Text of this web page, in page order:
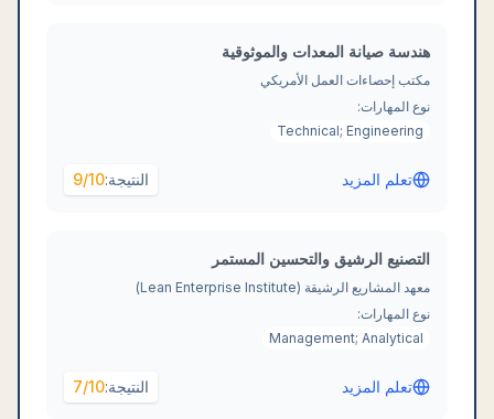
هندسة صيانة المعدات والموثوقية
مكتب إحصاءات العمل الأمريكي
نوع المهارات:
Technical; Engineering
تعلم المزيد النتيجة: 9/10
التصنيع الرشيق والتحسين المستمر
معهد المشاريع الرشيقة (Lean Enterprise Institute)
نوع المهارات:
Management; Analytical
تعلم المزيد النتيجة: 7/10